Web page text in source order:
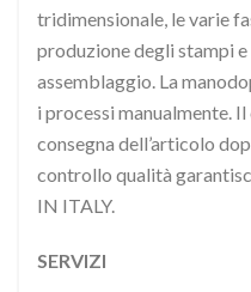
tridimensionale, le varie
produzione degli stampi
assemblaggio. La
i processi manualmente.
consegna dell’articolo
controllo qualità
IN ITALY.
SERVIZI